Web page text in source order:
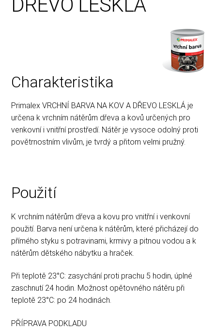
Charakteristika
Primalex VRCHNÍ BARVA NA KOV A DŘEVO LESKLÁ je
určena k vrchním nátěrům dřeva a kovů určených pro
venkovní i vnitřní prostředí. Nátěr je vysoce odolný proti
povětrnostním vlivům, je tvrdý a přitom velmi pružný.
Použití
K vrchním nátěrům dřeva a kovu pro vnitřní i venkovní
použití. Barva není určena k nátěrům, které přicházejí do
přímého styku s potravinami, krmivy a pitnou vodou a k
nátěrům dětského nábytku a hraček.
Při teplotě 23°C: zasychání proti prachu 5 hodin, úplné
zaschnutí 24 hodin. Možnost opětovného nátěru při
teplotě 23°C: po 24 hodinách.
PŘÍPRAVA PODKLADU